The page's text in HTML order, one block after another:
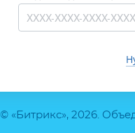
© «Битрикс», 2026.